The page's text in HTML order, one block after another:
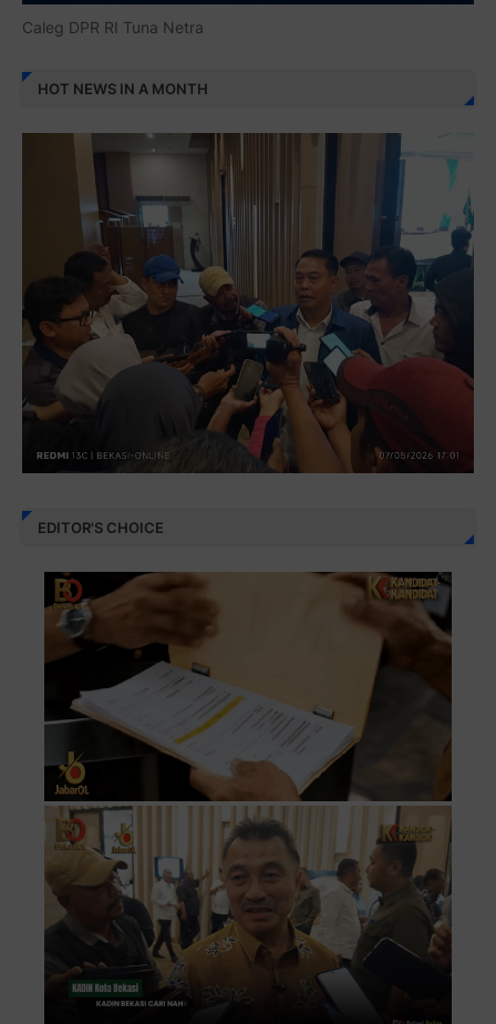
Caleg DPR RI Tuna Netra
HOT NEWS IN A MONTH
EDITOR'S CHOICE